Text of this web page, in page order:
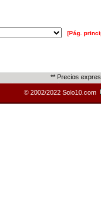
[Pág.
** Precios
© 2002/2022 Solo10.com